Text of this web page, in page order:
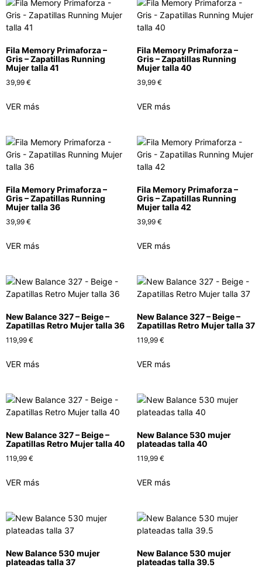
Fila Memory Primaforza –
Gris – Zapatillas Running
Mujer talla 41
39,99 €
VER más
Fila Memory Primaforza –
Gris – Zapatillas Running
Mujer talla 40
39,99 €
VER más
Fila Memory Primaforza –
Gris – Zapatillas Running
Mujer talla 36
39,99 €
VER más
Fila Memory Primaforza –
Gris – Zapatillas Running
Mujer talla 42
39,99 €
VER más
New Balance 327 – Beige –
Zapatillas Retro Mujer talla 36
119,99 €
VER más
New Balance 327 – Beige –
Zapatillas Retro Mujer talla 37
119,99 €
VER más
New Balance 327 – Beige –
Zapatillas Retro Mujer talla 40
119,99 €
VER más
New Balance 530 mujer
plateadas talla 40
119,99 €
VER más
New Balance 530 mujer
plateadas talla 37
New Balance 530 mujer
plateadas talla 39.5